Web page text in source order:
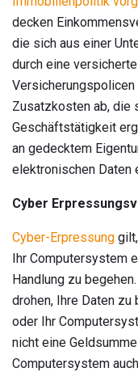
decken
die sich aus einer
durch eine
Zusatzkosten ab, die
Geschäftstätigkeit
an gedecktem
elektronischen Daten
Cyber
Cyber-Erpressung
Ihr Computersystem
Handlung zu
drohen, Ihre Daten
oder Ihr
nicht eine
Computersystem